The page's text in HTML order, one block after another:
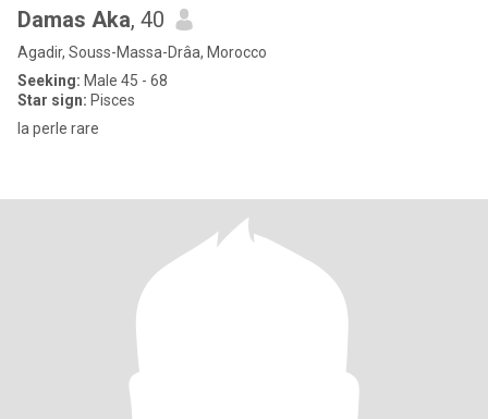
Damas Aka, 40
Agadir, Souss-Massa-Drâa, Morocco
Seeking: Male 45 - 68
Star sign: Pisces
la perle rare